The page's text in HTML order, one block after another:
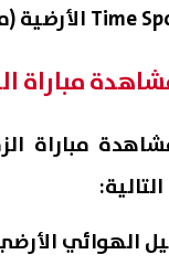
مباراة
مباراة
الهوائي الأرضي